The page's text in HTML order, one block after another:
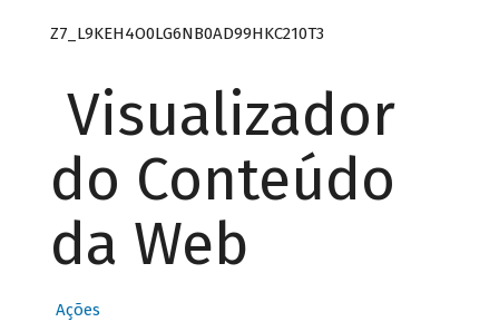
Finam
e?
Entenda o BNDES
Finame, as linhas
de financiamento
processo de
solicitação de
Z7_L9KEH4O0LG6NB0AD99HKC210T3
Visualizador
do Conteúdo
da Web
Ações